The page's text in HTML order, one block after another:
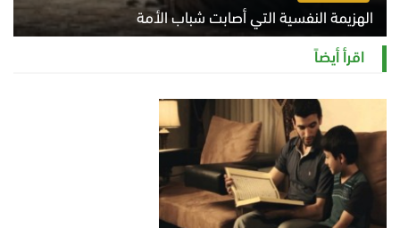
الهزيمة النفسية التي أصابت شباب الأمة
الخميس 6 أغسطس 2026 11:12 ص
اقرأ أيضاً